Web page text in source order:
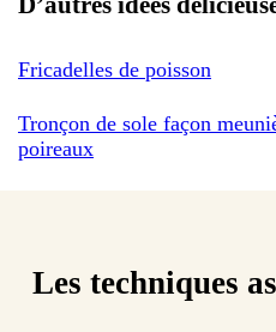
Fricadelles de poisson
Tronçon de sole façon
poireaux
Les techniques